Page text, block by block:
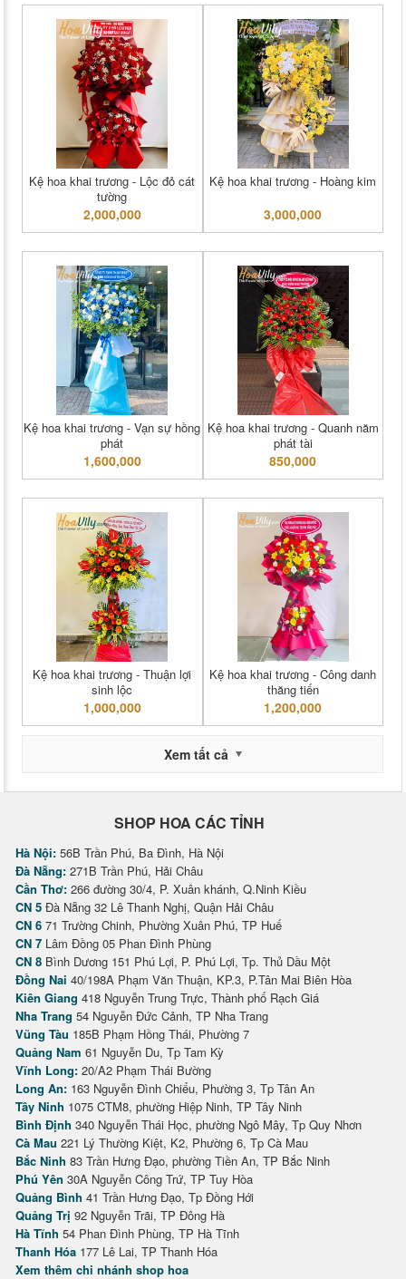
Kệ hoa khai trương - Lộc đỏ cát
tường
2,000,000
Kệ hoa khai trương - Hoàng kim
3,000,000
Kệ hoa khai trương - Vạn sự hồng
phát
1,600,000
Kệ hoa khai trương - Quanh năm
phát tài
850,000
Kệ hoa khai trương - Thuận lợi
sinh lộc
1,000,000
Kệ hoa khai trương - Công danh
thăng tiến
1,200,000
Xem tất cả
SHOP HOA CÁC TỈNH
Hà Nội: 56B Trần Phú, Ba Đình, Hà Nội
Đà Nẵng: 271B Trần Phú, Hải Châu
Cần Thơ: 266 đường 30/4, P. Xuân khánh, Q.Ninh Kiều
CN 5 Đà Nẵng 32 Lê Thanh Nghị, Quận Hải Châu
CN 6 71 Trường Chinh, Phường Xuân Phú, TP Huế
CN 7 Lâm Đồng 05 Phan Đình Phùng
CN 8 Bình Dương 151 Phú Lợi, P. Phú Lợi, Tp. Thủ Dầu Một
Đồng Nai 40/198A Phạm Văn Thuận, KP.3, P.Tân Mai Biên Hòa
Kiên Giang 418 Nguyễn Trung Trực, Thành phố Rạch Giá
Nha Trang 54 Nguyễn Đức Cảnh, TP Nha Trang
Vũng Tàu 185B Phạm Hồng Thái, Phường 7
Quảng Nam 61 Nguyễn Du, Tp Tam Kỳ
Vĩnh Long: 20/A2 Phạm Thái Bường
Long An: 163 Nguyễn Đình Chiểu, Phường 3, Tp Tân An
Tây Ninh 1075 CTM8, phường Hiệp Ninh, TP Tây Ninh
Bình Định 340 Nguyễn Thái Học, phường Ngô Mây, Tp Quy Nhơn
Cà Mau 221 Lý Thường Kiệt, K2, Phường 6, Tp Cà Mau
Bắc Ninh 83 Trần Hưng Đạo, phường Tiền An, TP Bắc Ninh
Phú Yên 30A Nguyễn Công Trứ, TP Tuy Hòa
Quảng Bình 41 Trần Hưng Đạo, Tp Đồng Hới
Quảng Trị 92 Nguyễn Trãi, TP Đông Hà
Hà Tĩnh 54 Phan Đình Phùng, TP Hà Tĩnh
Thanh Hóa 177 Lê Lai, TP Thanh Hóa
Xem thêm chi nhánh shop hoa